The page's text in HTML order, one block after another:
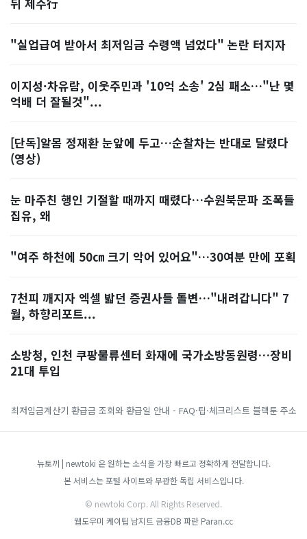
"실업급여 받아서 최저임금 수령액 넘었다" 논란 터지자
이지성·차유람, 이웃주민과 '10억 소송' 2심 패소…"난 몇
억배 더 잘될것"...
[단독]알몸 정재환 눈앞에 두고…순찰차는 반대로 달렸다
(영상)
눈 마주친 행인 기절할 때까지 때렸다…수원북문파 조폭들
집유, 왜
"여주 하천에 50㎝ 크기 악어 있어요"…30여분 만에 포획
7천피 깨지자 엑셀 밟던 증권사들 돌변…"내려갑니다" 7
월, 하향리포트...
소방청, 인천 쿠팡물류센터 화재에 국가소방동원령…장비
21대 투입
최저임금계산기 환급금 조회와 환급일 안내 - FAQ·팁·체크리스트 블랙툰 주소
뉴토끼 | newtoki 은 원하는 소식을 가장 빠르고 정확하게 전달합니다.
본 서비스는 포털 사이트와 무관한 독립 서비스입니다.
© newtoki Corp. All Rights Reserved.
웹도우미 케이팁 남지트 금융DB 파란 Paran.cc